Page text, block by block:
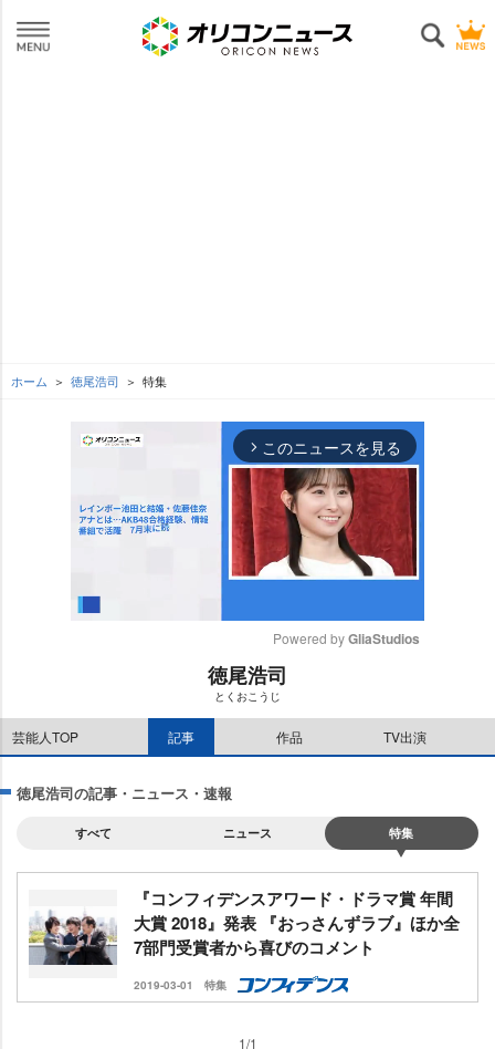
ホーム 徳尾浩司 特集
arrow_forward_ios このニュースを見る
Powered by GliaStudios
徳尾浩司
とくおこうじ
芸能人TOP 記事 作品 TV出演
徳尾浩司の記事・ニュース・速報
すべて ニュース 特集
『コンフィデンスアワード・ドラマ賞 年間
大賞 2018』発表 『おっさんずラブ』ほか全
7部門受賞者から喜びのコメント
2019-03-01 特集
1/1